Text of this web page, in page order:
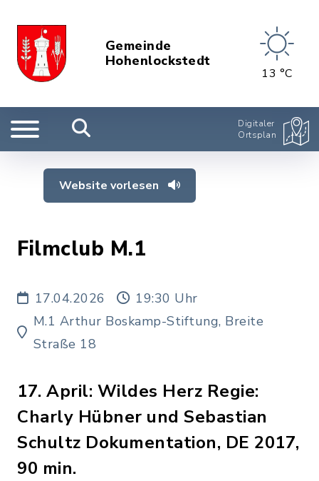
Gemeinde
Hohenlockstedt
13 °C
Digitaler
Ortsplan
Website vorlesen
Filmclub M.1
17.04.2026
19:30 Uhr
M.1 Arthur Boskamp-Stiftung, Breite
Straße 18
17. April: Wildes Herz Regie:
Charly Hübner und Sebastian
Schultz Dokumentation, DE 2017,
90 min.